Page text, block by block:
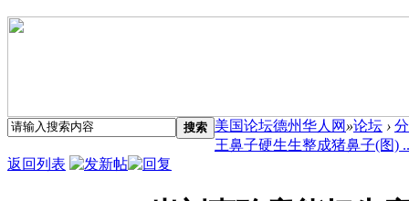
搜索 美国论坛德州华人网 »论坛 ›
王鼻子硬生生整成猪鼻子(图)
返回列表